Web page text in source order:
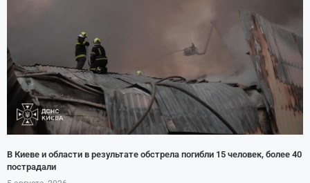
В Киеве и области в результате обстрела погибли 15 человек, более 40
пострадали